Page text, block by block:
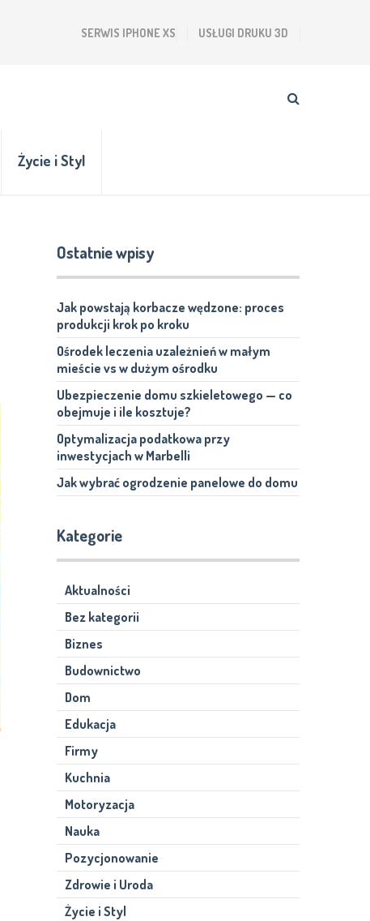
SERWIS IPHONE XS USŁUGI DRUKU 3D
Życie i Styl
Ostatnie wpisy
Jak powstają korbacze wędzone: proces
produkcji krok po kroku
Ośrodek leczenia uzależnień w małym
mieście vs w dużym ośrodku
Ubezpieczenie domu szkieletowego — co
obejmuje i ile kosztuje?
Optymalizacja podatkowa przy
inwestycjach w Marbelli
Jak wybrać ogrodzenie panelowe do domu
Kategorie
Aktualności
Bez kategorii
Biznes
Budownictwo
Dom
Edukacja
Firmy
Kuchnia
Motoryzacja
Nauka
Pozycjonowanie
Zdrowie i Uroda
Życie i Styl